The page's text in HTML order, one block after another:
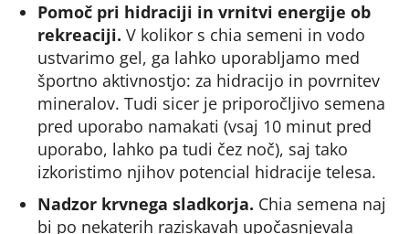
Pomoč pri hidraciji in vrnitvi energije ob
rekreaciji. V kolikor s chia semeni in vodo
ustvarimo gel, ga lahko uporabljamo med
športno aktivnostjo: za hidracijo in povrnitev
mineralov. Tudi sicer je priporočljivo semena
pred uporabo namakati (vsaj 10 minut pred
uporabo, lahko pa tudi čez noč), saj tako
izkoristimo njihov potencial hidracije telesa.
Nadzor krvnega sladkorja. Chia semena naj
bi po nekaterih raziskavah upočasnjevala